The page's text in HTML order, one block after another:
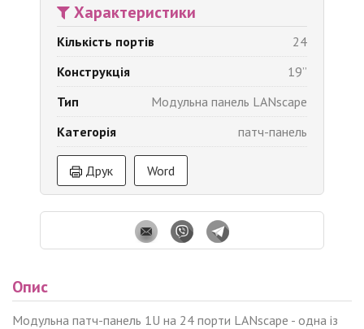
Характеристики
Кількість портів
24
Конструкція
19’’
Тип
Модульна панель LANscape
Категорія
патч-панель
Друк Word
Опис
Модульна патч-панель 1U на 24 порти LANscape - одна із